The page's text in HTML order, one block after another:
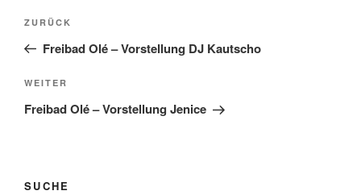
Beitragsnavigation
Vorheriger
Beitrag
ZURÜCK
Freibad Olé – Vorstellung DJ Kautscho
Nächster
Beitrag
WEITER
Freibad Olé – Vorstellung Jenice
SUCHE